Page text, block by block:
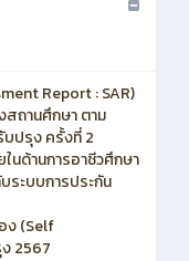
Report : SAR)
สถานศึกษา ตาม
บปรุง ครั้งที่ 2
นด้านการอาชีวศึกษา
ระบบการประกัน
ง (Self
2567